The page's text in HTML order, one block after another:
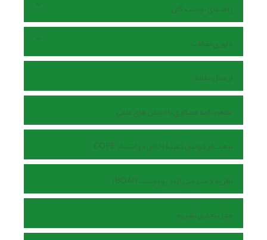
راهنمای نویسندگان
داوری مقالات
ارسال مقاله
تفاهم نامه همکاری با انجمن های علمی
تبعیت از قوانین کمیتۀ اخلاق در انتشار COPE
نظریه دسترسی آزاد بوداپست (BOAI)
مدل تجاری نشریه